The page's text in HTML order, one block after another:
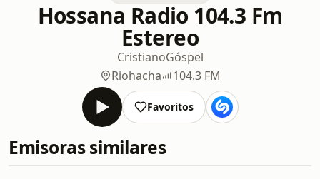
Hossana Radio 104.3 Fm
Estereo
CristianoGóspel
Riohacha
104.3 FM
Favoritos
Emisoras similares